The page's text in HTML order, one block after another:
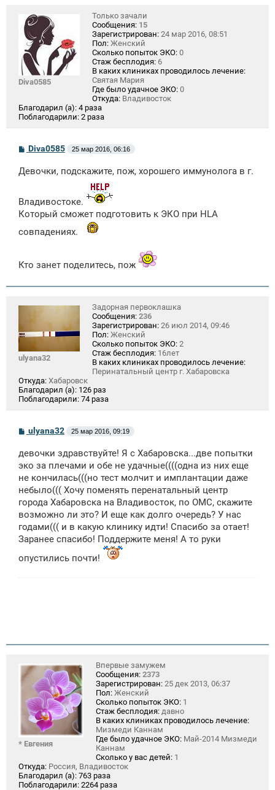
Diva0585
Только зачали
Сообщения: 15
Зарегистрирован: 24 мар 2016, 08:51
Пол: Женский
Сколько попыток ЭКО: 0
Стаж бесплодия: 6
В каких клиниках проводилось лечение:
Святая Мария
Где было удачное ЭКО: 0
Откуда: Владивосток
Благодарил (а): 4 раза
Поблагодарили: 2 раза
С
б
н
и
е
Diva0585 25 мар 2016, 06:16
Девочки, подскажите, пож, хорошего иммунолога в г.
Владивостоке.
Который сможет подготовить к ЭКО при HLA
совпадениях.
Кто занет поделитесь, пож
ulyana32
Задорная первоклашка
Сообщения: 236
Зарегистрирован: 26 июл 2014, 09:46
Пол: Женский
Сколько попыток ЭКО: 2
Стаж бесплодия: 16лет
В каких клиниках проводилось лечение:
Перинатальный центр г. Хабаровска
Откуда: Хабаровск
Благодарил (а): 126 раз
Поблагодарили: 74 раза
С
б
щ
н
и
ulyana32 25 мар 2016, 09:19
девочки здравствуйте! Я с Хабаровска...две попытки
эко за плечами и обе не удачные((((одна из них еще
не кончилась(((но тест молчит и имплантации даже
небыло((( Хочу поменять перенатальный центр
города Хабаровска на Владивосток, по ОМС, скажите
возможно ли это? И еще как долго очередь? У нас
годами((( и в какую клинику идти! Спасибо за отает!
Заранее спасибо! Поддержите меня! А то руки
опустились почти!
* Евгения
Впервые замужем
Сообщения: 2373
Зарегистрирован: 25 дек 2013, 06:37
Пол: Женский
Сколько попыток ЭКО: 1
Стаж бесплодия: давно
В каких клиниках проводилось лечение:
Мизмеди Каннам
Где было удачное ЭКО: Май-2014 Мизмеди
Каннам
Сколько у вас детей: 1
Откуда: Россия, Владивосток
Благодарил (а): 763 раза
Поблагодарили: 2264 раза